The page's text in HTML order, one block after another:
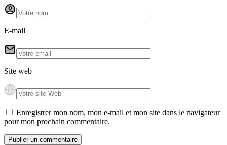
E-mail
Site web
Enregistrer mon nom, mon e-mail et mon site dans le navigateur
pour mon prochain commentaire.